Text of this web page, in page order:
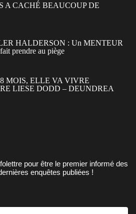
CACHÉ BEAUCOUP DE
HALDERSON : Un MENTEUR
prendre au piège
ELLE VA VIVRE
LIESE DODD – DEUNDREA
pour être le premier informé des
enquêtes publiées !